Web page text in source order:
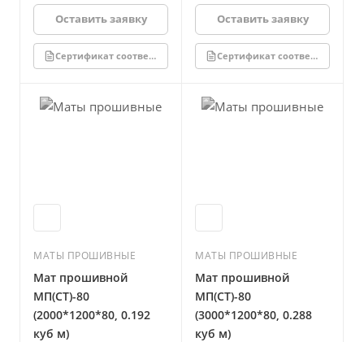
Оставить заявку
Сертификат соответствия
Оставить заявку
Сертификат соответствия
МАТЫ ПРОШИВНЫЕ
Мат прошивной
МП(СТ)-80
(2000*1200*80, 0.192
куб м)
МАТЫ ПРОШИВНЫЕ
Мат прошивной
МП(СТ)-80
(3000*1200*80, 0.288
куб м)